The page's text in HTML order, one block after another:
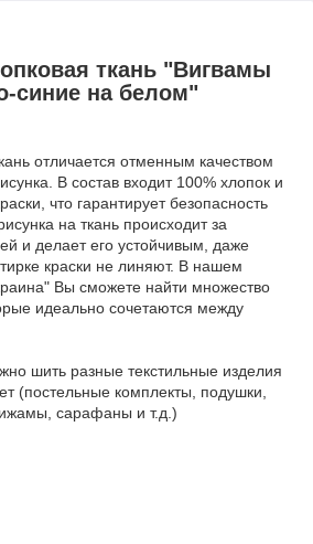
ткань "Вигвамы
синие на белом"
отличается отменным качеством
В состав входит 100% хлопок и
что гарантирует безопасность
на ткань происходит за
и делает его устойчивым, даже
краски не линяют. В нашем
Вы сможете найти множество
идеально сочетаются между
шить разные текстильные изделия
(постельные комплекты, подушки,
сарафаны и т.д.)